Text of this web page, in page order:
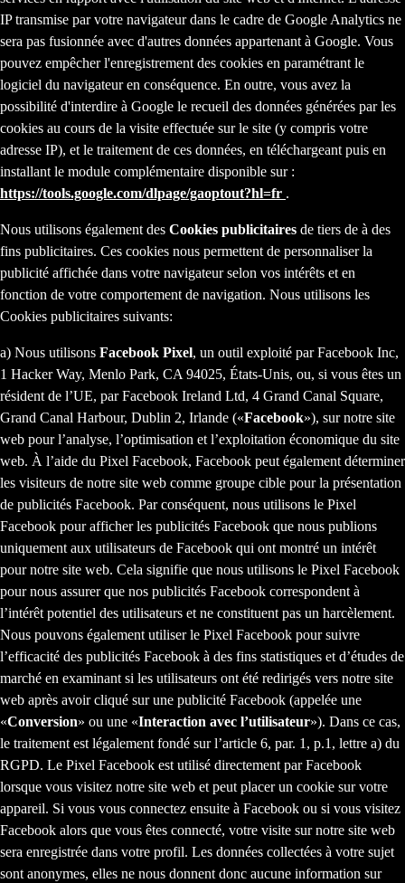
IP transmise par votre navigateur dans le cadre de Google Analytics ne
sera pas fusionnée avec d'autres données appartenant à Google. Vous
pouvez empêcher l'enregistrement des cookies en paramétrant le
logiciel du navigateur en conséquence. En outre, vous avez la
possibilité d'interdire à Google le recueil des données générées par les
cookies au cours de la visite effectuée sur le site (y compris votre
adresse IP), et le traitement de ces données, en téléchargeant puis en
installant le module complémentaire disponible sur :
https://tools.google.com/dlpage/gaoptout?hl=fr .
Nous utilisons également des Cookies publicitaires de tiers de à des
fins publicitaires. Ces cookies nous permettent de personnaliser la
publicité affichée dans votre navigateur selon vos intérêts et en
fonction de votre comportement de navigation. Nous utilisons les
Cookies publicitaires suivants:
a) Nous utilisons Facebook Pixel, un outil exploité par Facebook Inc,
1 Hacker Way, Menlo Park, CA 94025, États-Unis, ou, si vous êtes un
résident de l’UE, par Facebook Ireland Ltd, 4 Grand Canal Square,
Grand Canal Harbour, Dublin 2, Irlande («Facebook»), sur notre site
web pour l’analyse, l’optimisation et l’exploitation économique du site
web. À l’aide du Pixel Facebook, Facebook peut également déterminer
les visiteurs de notre site web comme groupe cible pour la présentation
de publicités Facebook. Par conséquent, nous utilisons le Pixel
Facebook pour afficher les publicités Facebook que nous publions
uniquement aux utilisateurs de Facebook qui ont montré un intérêt
pour notre site web. Cela signifie que nous utilisons le Pixel Facebook
pour nous assurer que nos publicités Facebook correspondent à
l’intérêt potentiel des utilisateurs et ne constituent pas un harcèlement.
Nous pouvons également utiliser le Pixel Facebook pour suivre
l’efficacité des publicités Facebook à des fins statistiques et d’études de
marché en examinant si les utilisateurs ont été redirigés vers notre site
web après avoir cliqué sur une publicité Facebook (appelée une
«Conversion» ou une «Interaction avec l’utilisateur»). Dans ce cas,
le traitement est légalement fondé sur l’article 6, par. 1, p.1, lettre a) du
RGPD. Le Pixel Facebook est utilisé directement par Facebook
lorsque vous visitez notre site web et peut placer un cookie sur votre
appareil. Si vous vous connectez ensuite à Facebook ou si vous visitez
Facebook alors que vous êtes connecté, votre visite sur notre site web
sera enregistrée dans votre profil. Les données collectées à votre sujet
sont anonymes, elles ne nous donnent donc aucune information sur